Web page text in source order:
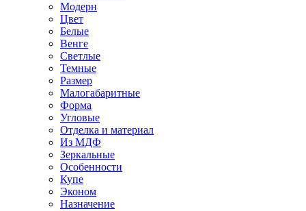
Модерн
Цвет
Белые
Венге
Светлые
Темные
Размер
Малогабаритные
Форма
Угловые
Отделка и материал
Из МДФ
Зеркальные
Особенности
Купе
Эконом
Назначение